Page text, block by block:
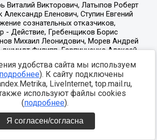
удобства сайта мы используем
). К сайту подключены
LiveInternet, top.mail.ru,
используют файлы cookies
(подробнее).
Я согласен/согласна